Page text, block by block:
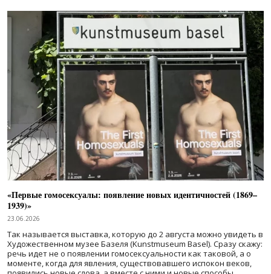
«Первые гомосексуалы: появление новых идентичностей (1869–
1939)»
23.06.2026
Так называется выставка, которую до 2 августа можно увидеть в
Художественном музее Базеля (Kunstmuseum Basel). Сразу скажу:
речь идет не о появлении гомосексуальности как таковой, а о
моменте, когда для явления, существовавшего испокон веков,